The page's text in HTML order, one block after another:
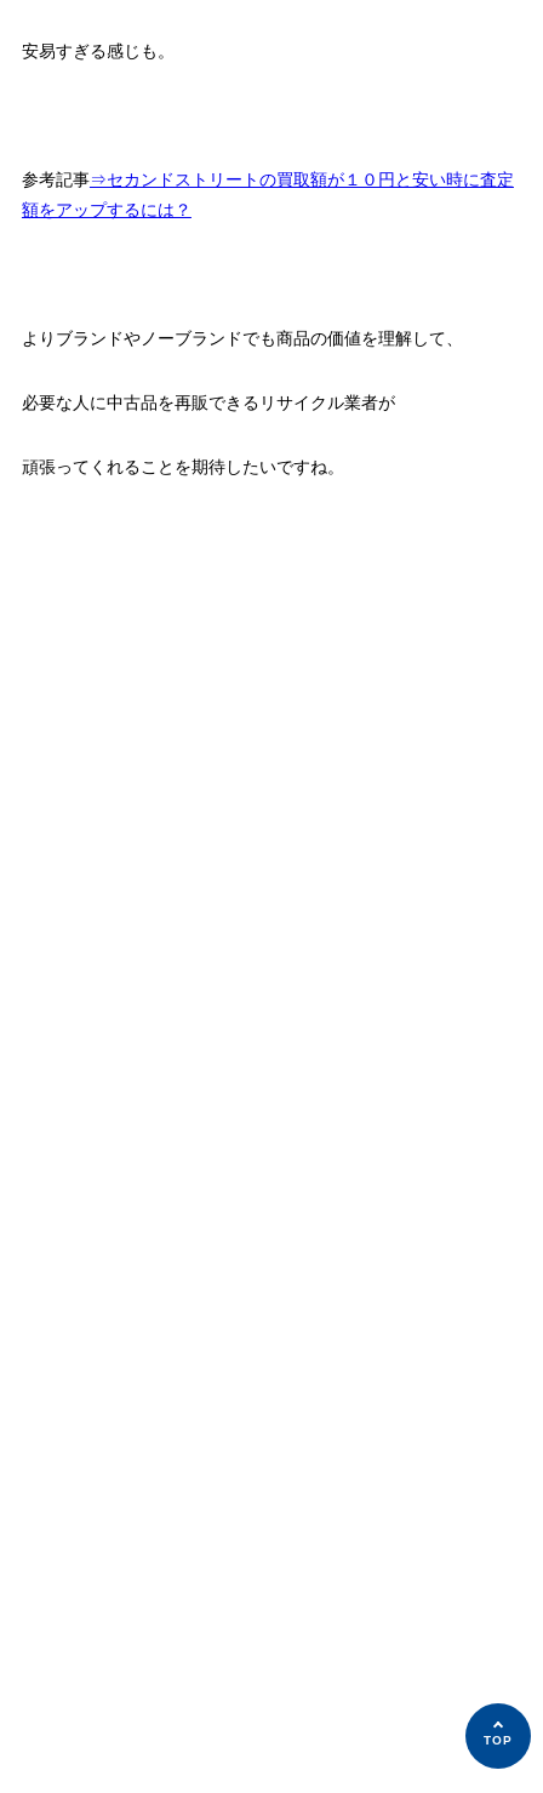
安易すぎる感じも。
参考記事⇒セカンドストリートの買取額が１０円と安い時に査定
額をアップするには？
よりブランドやノーブランドでも商品の価値を理解して、
必要な人に中古品を再販できるリサイクル業者が
頑張ってくれることを期待したいですね。